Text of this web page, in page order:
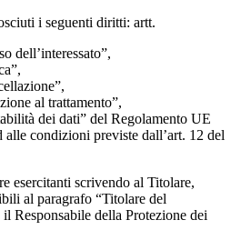
i seguenti diritti: artt.
dell’interessato”,
al trattamento”,
dei dati” del Regolamento UE
condizioni previste dall’art. 12 del
esercitanti scrivendo al Titolare,
al paragrafo “Titolare del
Responsabile della Protezione dei